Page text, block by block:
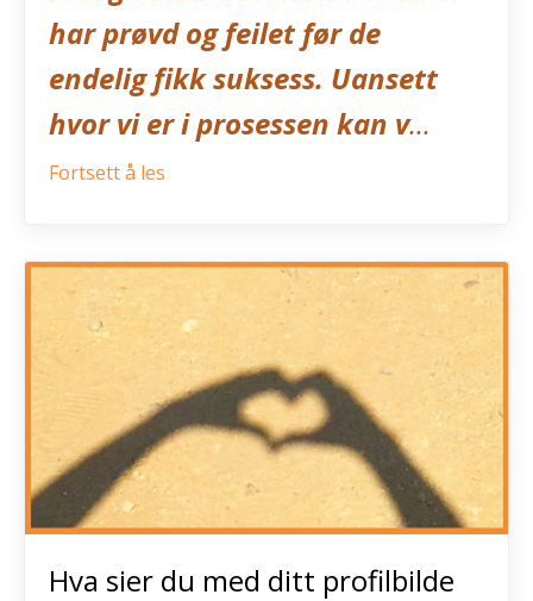
har prøvd og feilet før de
endelig fikk suksess. Uansett
hvor vi er i prosessen kan v...
Fortsett å les
Hva sier du med ditt profilbilde